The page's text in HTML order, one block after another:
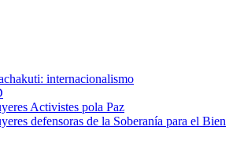
internacionalismo
Activistes pola Paz
defensoras de la Soberanía para el Bien